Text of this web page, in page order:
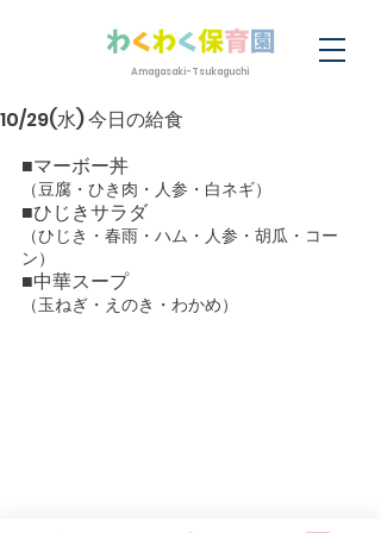
Amagasaki-Tsukaguchi
10/29(水) 今日の給食
■マーボー丼
（豆腐・ひき肉・人参・白ネギ）
■ひじきサラダ
（ひじき・春雨・ハム・人参・胡瓜・コー
ン）
■中華スープ
（玉ねぎ・えのき・わかめ）